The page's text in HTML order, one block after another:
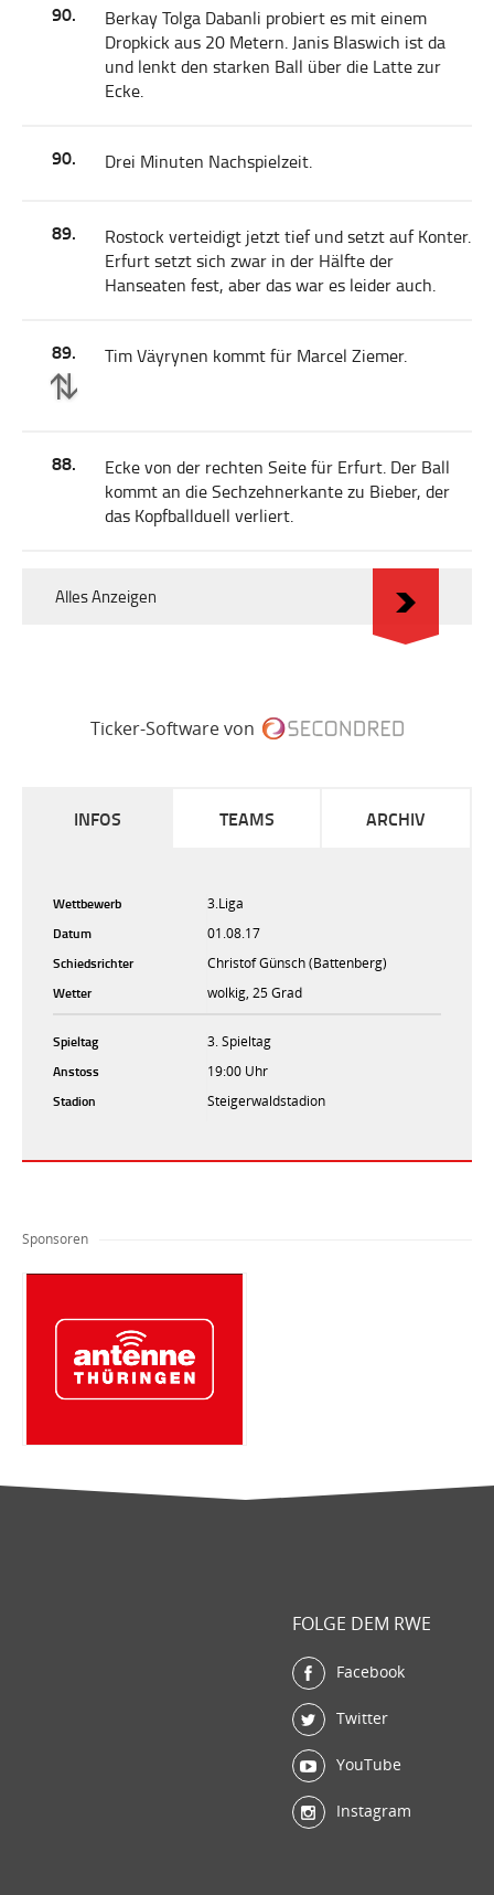
90.
Berkay Tolga Dabanli probiert es mit einem
Dropkick aus 20 Metern. Janis Blaswich ist da
und lenkt den starken Ball über die Latte zur
Ecke.
90. Drei Minuten Nachspielzeit.
89.
Rostock verteidigt jetzt tief und setzt auf Konter.
Erfurt setzt sich zwar in der Hälfte der
Hanseaten fest, aber das war es leider auch.
89. Tim Väyrynen kommt für Marcel Ziemer.
88.
Ecke von der rechten Seite für Erfurt. Der Ball
kommt an die Sechzehnerkante zu Bieber, der
das Kopfballduell verliert.
Alles Anzeigen
Ticker-Software von
INFOS TEAMS ARCHIV
Wettbewerb
3.Liga
Datum
01.08.17
Schiedsrichter
Christof Günsch (Battenberg)
Wetter
wolkig, 25 Grad
Spieltag
3. Spieltag
Anstoss
19:00 Uhr
Stadion
Steigerwaldstadion
Sponsoren
FOLGE DEM RWE
Facebook
Twitter
YouTube
Instagram